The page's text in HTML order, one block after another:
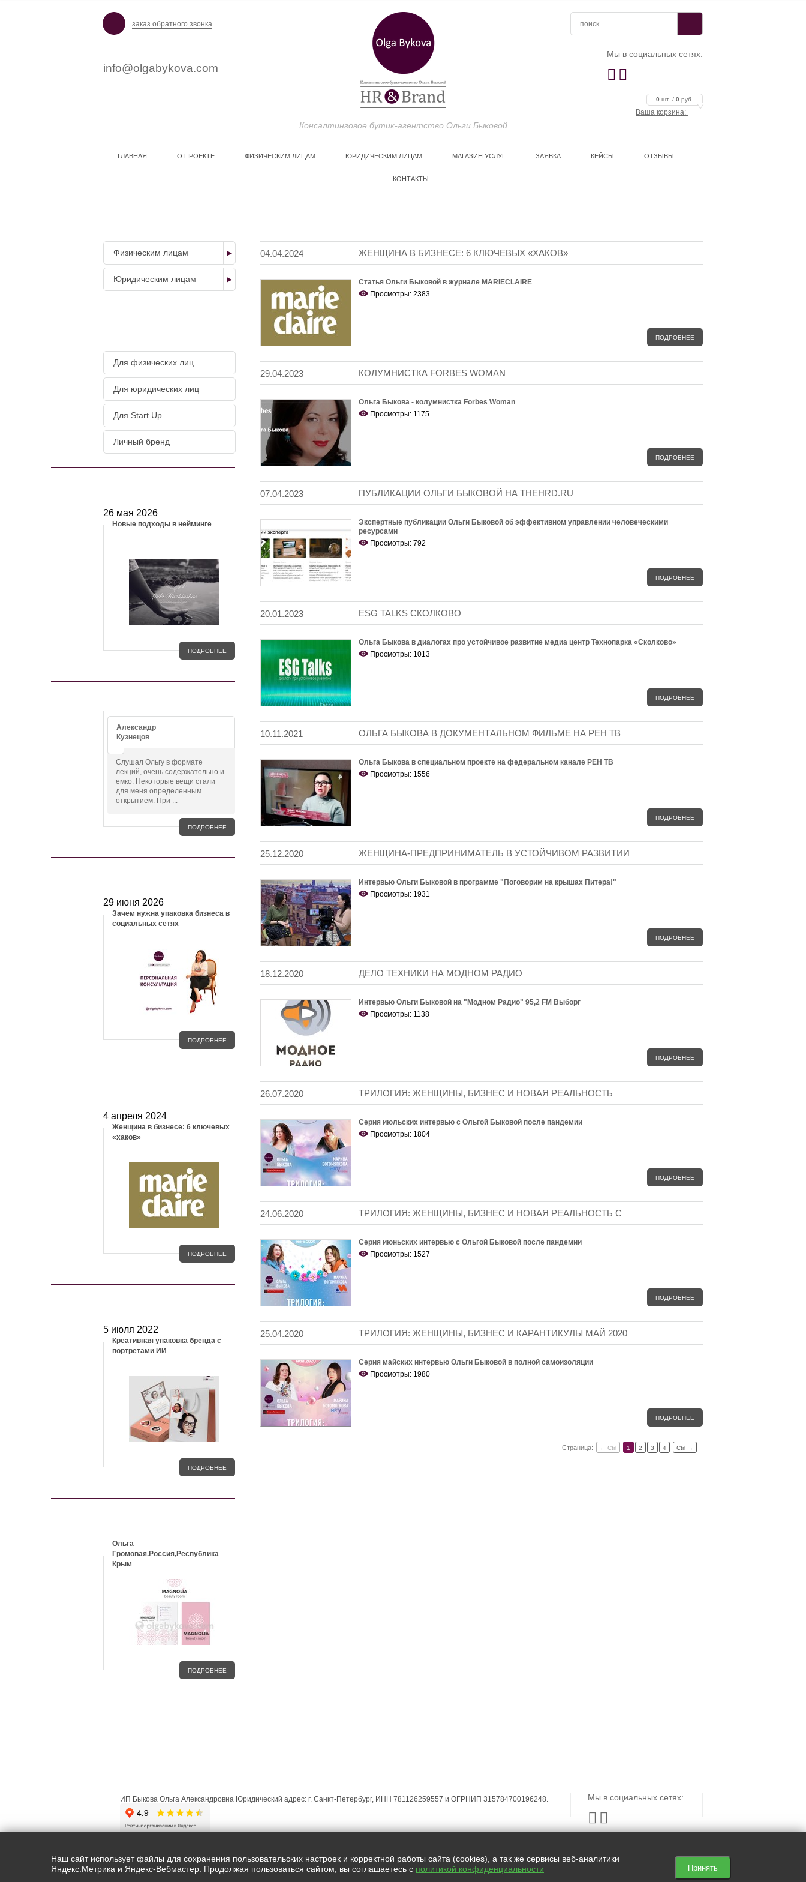
заказ обратного звонка
info@olgabykova.com
Мы в социальных сетях:
 
Ваша корзина:
0 шт. / 0 руб.
Консалтинговое бутик-агентство Ольги Быковой
ГЛАВНАЯ О ПРОЕКТЕ ФИЗИЧЕСКИМ ЛИЦАМ ЮРИДИЧЕСКИМ ЛИЦАМ МАГАЗИН УСЛУГ ЗАЯВКА КЕЙСЫ ОТЗЫВЫ
КОНТАКТЫ
Физическим лицам
Юридическим лицам
Для физических лиц
Для юридических лиц
Для Start Up
Личный бренд
26 мая 2026
Новые подходы в нейминге
ПОДРОБНЕЕ
Александр
Кузнецов
Слушал Ольгу в формате
лекций, очень содержательно и
емко. Некоторые вещи стали
для меня определенным
открытием. При ...
ПОДРОБНЕЕ
29 июня 2026
Зачем нужна упаковка бизнеса в
социальных сетях
ПОДРОБНЕЕ
4 апреля 2024
Женщина в бизнесе: 6 ключевых
«хаков»
ПОДРОБНЕЕ
5 июля 2022
Креативная упаковка бренда с
портретами ИИ
ПОДРОБНЕЕ
Ольга
Громовая.Россия,Республика
Крым
ПОДРОБНЕЕ
04.04.2024 ЖЕНЩИНА В БИЗНЕСЕ: 6 КЛЮЧЕВЫХ «ХАКОВ»
Статья Ольги Быковой в журнале MARIECLAIRE
Просмотры: 2383
ПОДРОБНЕЕ
29.04.2023 КОЛУМНИСТКА FORBES WOMAN
Ольга Быкова - колумнистка Forbes Woman
Просмотры: 1175
ПОДРОБНЕЕ
07.04.2023 ПУБЛИКАЦИИ ОЛЬГИ БЫКОВОЙ НА THEHRD.RU
Экспертные публикации Ольги Быковой об эффективном управлении человеческими
ресурсами
Просмотры: 792
ПОДРОБНЕЕ
20.01.2023 ESG TALKS СКОЛКОВО
Ольга Быкова в диалогах про устойчивое развитие медиа центр Технопарка «Сколково»
Просмотры: 1013
ПОДРОБНЕЕ
10.11.2021 ОЛЬГА БЫКОВА В ДОКУМЕНТАЛЬНОМ ФИЛЬМЕ НА РЕН ТВ
Ольга Быкова в специальном проекте на федеральном канале РЕН ТВ
Просмотры: 1556
ПОДРОБНЕЕ
25.12.2020 ЖЕНЩИНА-ПРЕДПРИНИМАТЕЛЬ В УСТОЙЧИВОМ РАЗВИТИИ
Интервью Ольги Быковой в программе "Поговорим на крышах Питера!"
Просмотры: 1931
ПОДРОБНЕЕ
18.12.2020 ДЕЛО ТЕХНИКИ НА МОДНОМ РАДИО
Интервью Ольги Быковой на "Модном Радио" 95,2 FM Выборг
Просмотры: 1138
ПОДРОБНЕЕ
26.07.2020 ТРИЛОГИЯ: ЖЕНЩИНЫ, БИЗНЕС И НОВАЯ РЕАЛЬНОСТЬ
Серия июльских интервью с Ольгой Быковой после пандемии
Просмотры: 1804
ПОДРОБНЕЕ
24.06.2020 ТРИЛОГИЯ: ЖЕНЩИНЫ, БИЗНЕС И НОВАЯ РЕАЛЬНОСТЬ С
Серия июньских интервью с Ольгой Быковой после пандемии
Просмотры: 1527
ПОДРОБНЕЕ
25.04.2020 ТРИЛОГИЯ: ЖЕНЩИНЫ, БИЗНЕС И КАРАНТИКУЛЫ МАЙ 2020
Серия майских интервью Ольги Быковой в полной самоизоляции
Просмотры: 1980
ПОДРОБНЕЕ
Страница: ← Ctrl 1 2 3 4 Ctrl →
ИП Быкова Ольга Александровна Юридический адрес: г. Санкт-Петербург, ИНН 781126259557 и ОГРНИП 315784700196248. Мы в социальных сетях:
 
Наш сайт использует файлы для сохранения пользовательских настроек и корректной работы сайта (cookies), а так же сервисы веб-аналитики
Яндекс.Метрика и Яндекс-Вебмастер. Продолжая пользоваться сайтом, вы соглашаетесь с политикой конфиденциальности Принять